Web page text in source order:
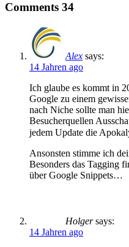
Comments 34
Alex says:
14 Jahren ago
Ich glaube es kommt in
Google zu einem
nach Niche sollte man
Besucherquellen
jedem Update die
Ansonsten stimme ich
Besonders das Tagging
über Google Snippets…
Holger says:
14 Jahren ago